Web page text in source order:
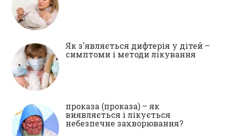
Як з'являється дифтерія у дітей –
симптоми і методи лікування
проказа (проказа) – як
виявляється і лікується
небезпечне захворювання?